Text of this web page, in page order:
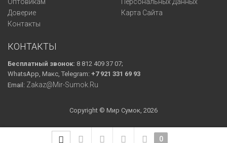
Доверие
Контакты
Карта Сайта
КОНТАКТЫ
Бесплатный звонок: 8 812 409 37 07;
WhatsApp, Макс, Telegram: +7 921 331 69 93
Email: Zakaz@mir-Sumok.ru
Copyright © Мир Сумок, 2026
0